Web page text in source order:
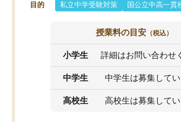
目的 私立中学受験対策 国公立中高一貫
授業料の目安 （税込）
小学生 詳細はお問い合わせ
中学生 中学生は募集して
高校生 高校生は募集して